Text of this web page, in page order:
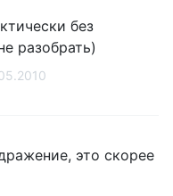
без
разобрать)
это скорее